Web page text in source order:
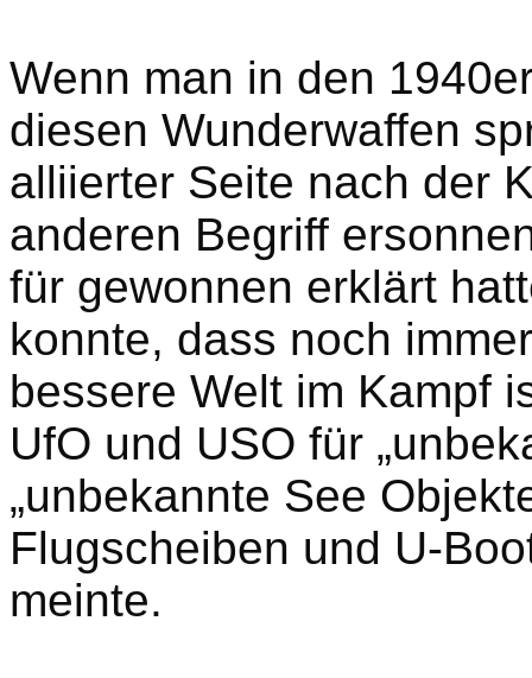
Wenn man in den
diesen Wunderwaffen
alliierter Seite nach der
anderen Begriff
für gewonnen erklärt
konnte, dass noch
bessere Welt im Kampf
UfO und USO für
„unbekannte See
Flugscheiben und U-
meinte.